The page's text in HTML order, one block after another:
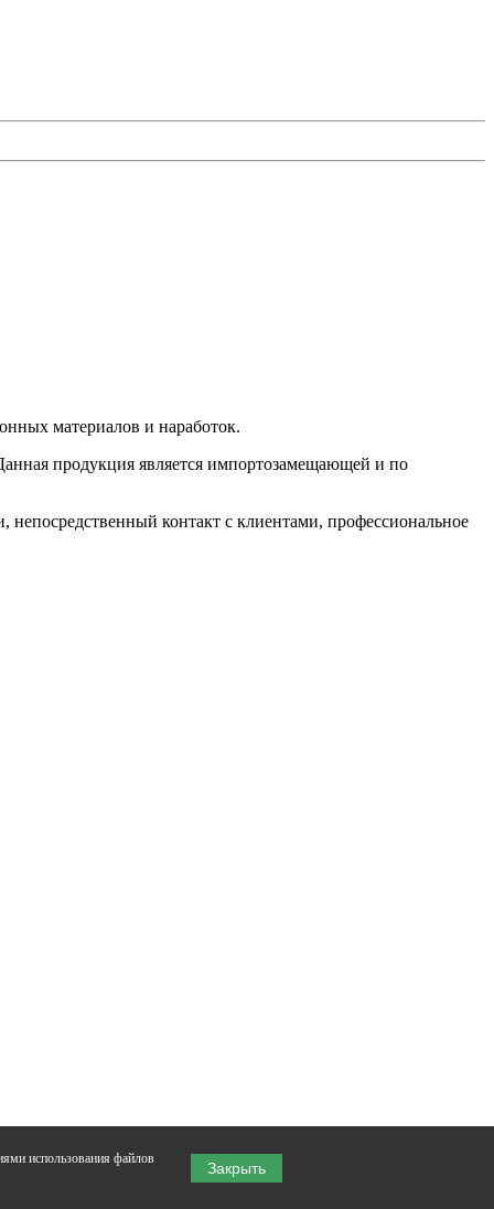
материалов и наработок.
продукция является импортозамещающей и по
контакт с клиентами, профессиональное
использования файлов
Закрыть